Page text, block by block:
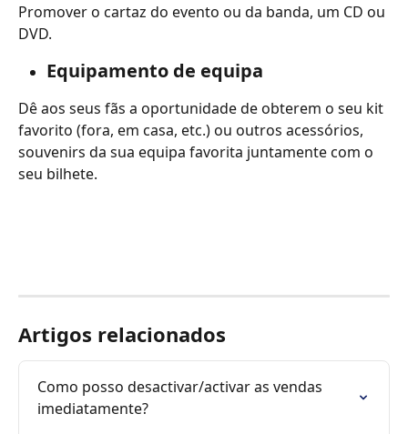
Promover o cartaz do evento ou da banda, um CD ou
DVD.
Equipamento de equipa
Dê aos seus fãs a oportunidade de obterem o seu kit
favorito (fora, em casa, etc.) ou outros acessórios,
souvenirs da sua equipa favorita juntamente com o
seu bilhete.
Artigos relacionados
Como posso desactivar/activar as vendas
imediatamente?